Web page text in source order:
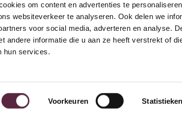
om content en advertenties te
websiteverkeer te analyseren. Ook delen we
voor social media, adverteren en analyse.
andere informatie die u aan ze heeft verstrekt of
hun services.
Voorkeuren Statistieken
1977
own business